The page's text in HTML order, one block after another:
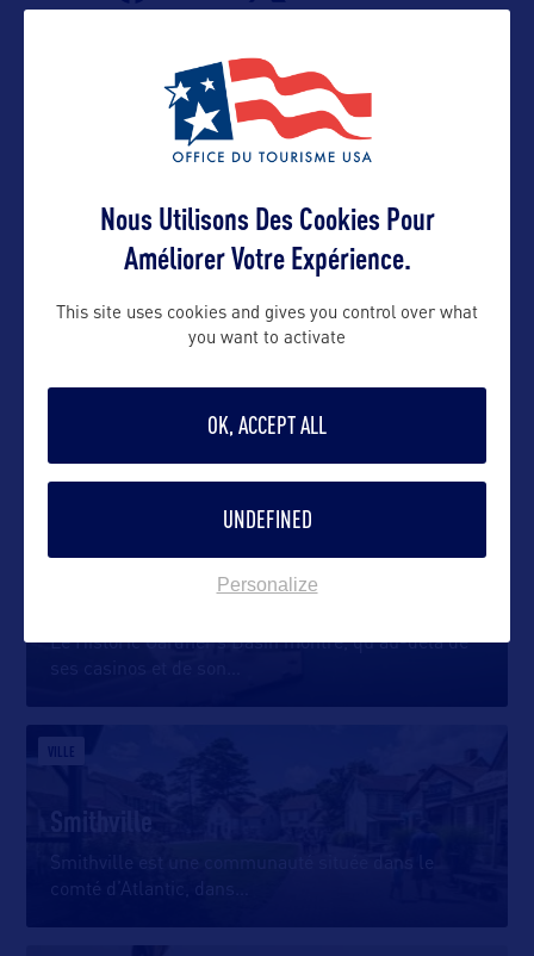
VOIR LE SITE
DANS LA MÊME CATEGORIE
Historic Gardner's Basin
Le Historic Gardner’s Basin montre, qu’au-delà de
VILLE
Smithville
Smithville est une communauté située dans le
comté d’Atlantic, dans
Nous Utilisons Des Cookies Pour
Améliorer Votre Expérience.
This site uses cookies and gives you control over what
you want to activate
OK, ACCEPT ALL
UNDEFINED
Personalize